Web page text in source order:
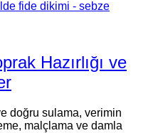
Hazırlığı ve
doğru sulama, verimin
malçlama ve damla